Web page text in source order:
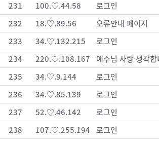
231
100.♡.44.58
로그인
232
18.♡.89.56
오류안내 페이지
233
34.♡.132.215
로그인
234
220.♡.108.167
235
34.♡.9.144
로그인
236
34.♡.85.139
로그인
237
52.♡.46.142
로그인
238
107.♡.255.194 로그인